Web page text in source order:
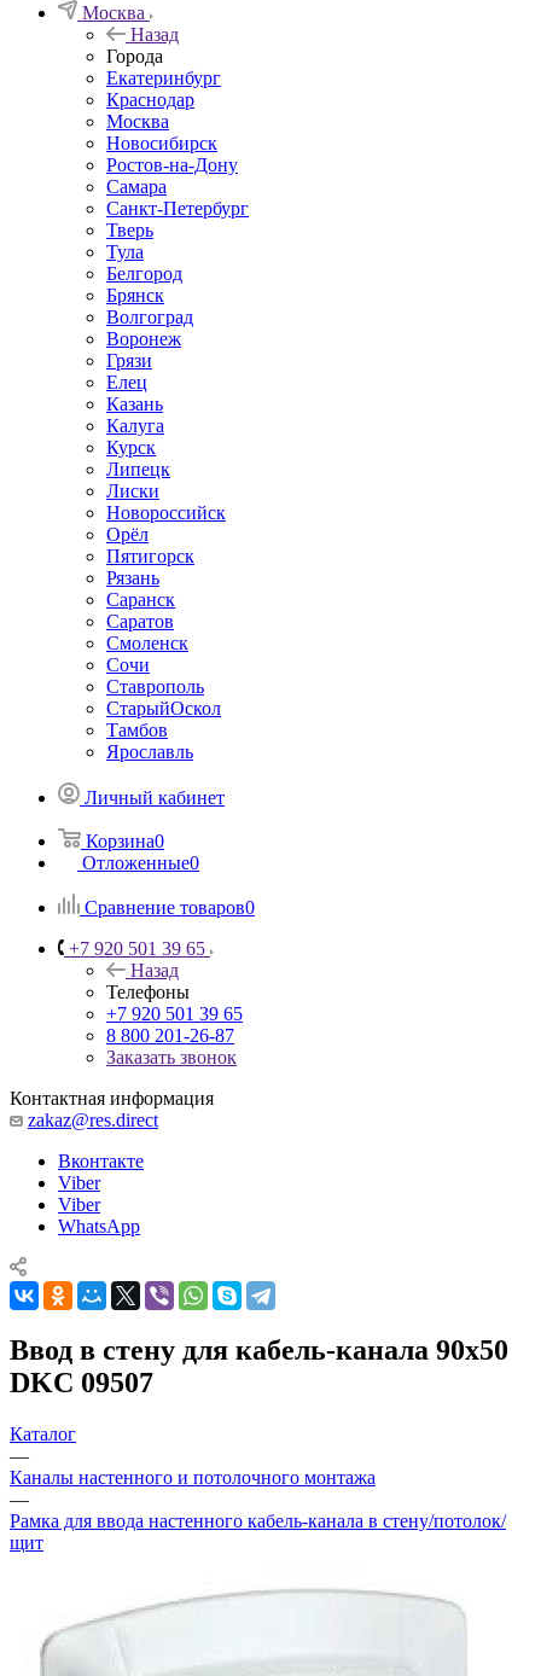
Москва
Назад
Города
Екатеринбург
Краснодар
Москва
Новосибирск
Ростов-на-Дону
Самара
Санкт-Петербург
Тверь
Тула
Белгород
Брянск
Волгоград
Воронеж
Грязи
Елец
Казань
Калуга
Курск
Липецк
Лиски
Новороссийск
Орёл
Пятигорск
Рязань
Саранск
Саратов
Смоленск
Сочи
Ставрополь
СтарыйОскол
Тамбов
Ярославль
Личный кабинет
Корзина0
Отложенные0
Сравнение товаров0
+7 920 501 39 65
Назад
Телефоны
+7 920 501 39 65
8 800 201-26-87
Заказать звонок
Контактная информация
zakaz@res.direct
Вконтакте
Viber
Viber
WhatsApp
Ввод в стену для кабель-канала 90х50
DKC 09507
Каталог
—
Каналы настенного и потолочного монтажа
—
Рамка для ввода настенного кабель-канала в стену/потолок/
щит